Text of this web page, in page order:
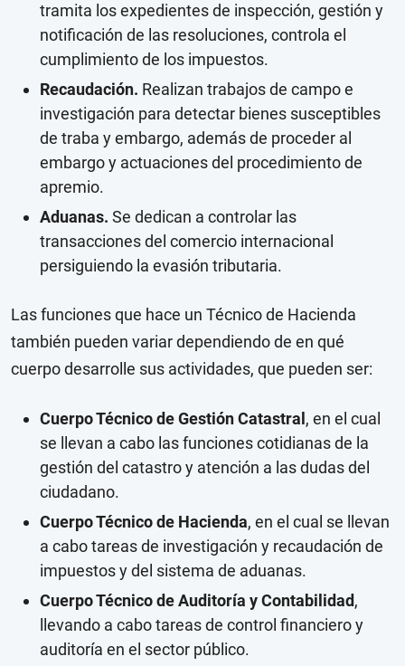
tramita los expedientes de inspección, gestión y
notificación de las resoluciones, controla el
cumplimiento de los impuestos.
Recaudación. Realizan trabajos de campo e
investigación para detectar bienes susceptibles
de traba y embargo, además de proceder al
embargo y actuaciones del procedimiento de
apremio.
Aduanas. Se dedican a controlar las
transacciones del comercio internacional
persiguiendo la evasión tributaria.
Las funciones que hace un Técnico de Hacienda
también pueden variar dependiendo de en qué
cuerpo desarrolle sus actividades, que pueden ser:
Cuerpo Técnico de Gestión Catastral , en el cual
se llevan a cabo las funciones cotidianas de la
gestión del catastro y atención a las dudas del
ciudadano.
Cuerpo Técnico de Hacienda, en el cual se llevan
a cabo tareas de investigación y recaudación de
impuestos y del sistema de aduanas.
Cuerpo Técnico de Auditoría y Contabilidad,
llevando a cabo tareas de control financiero y
auditoría en el sector público.